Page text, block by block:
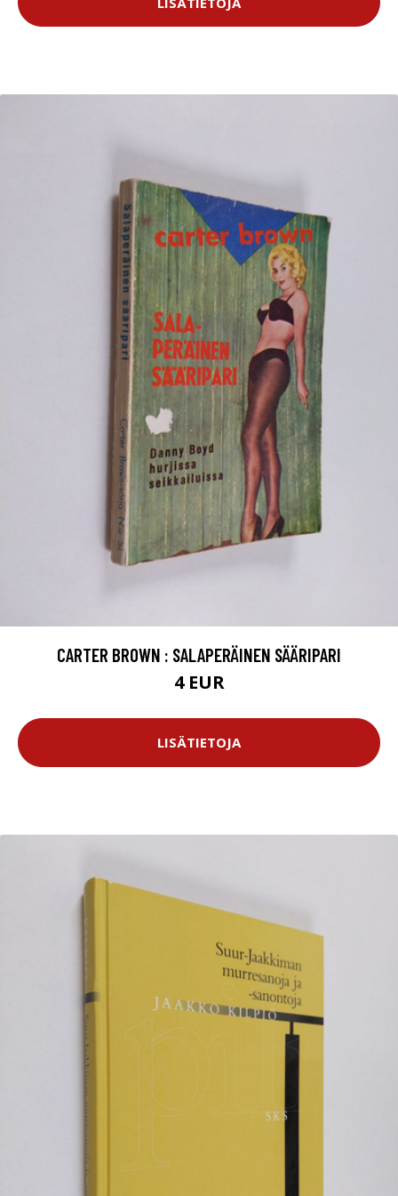
CARTER BROWN : SALAPERÄINEN SÄÄRIPARI
4 EUR
LISÄTIETOJA